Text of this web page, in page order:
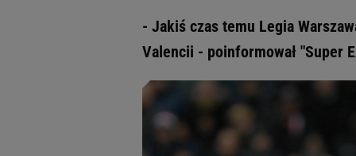
- Jakiś czas temu Legia
Valencii - poinformował "Super